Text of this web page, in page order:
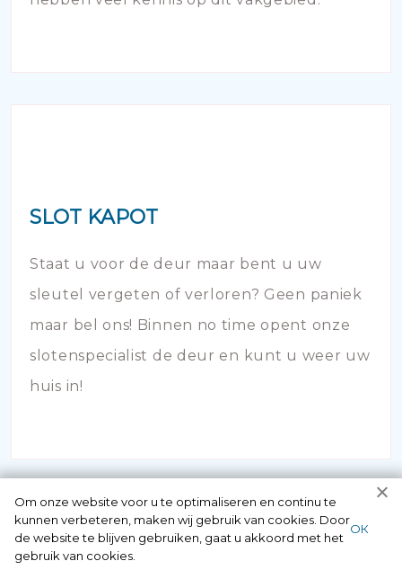
SLOT KAPOT
Staat u voor de deur maar bent u uw
sleutel vergeten of verloren? Geen paniek
maar bel ons! Binnen no time opent onze
slotenspecialist de deur en kunt u weer uw
huis in!
Om onze website voor u te optimaliseren en continu te
kunnen verbeteren, maken wij gebruik van cookies. Door
de website te blijven gebruiken, gaat u akkoord met het
gebruik van cookies.
ОК